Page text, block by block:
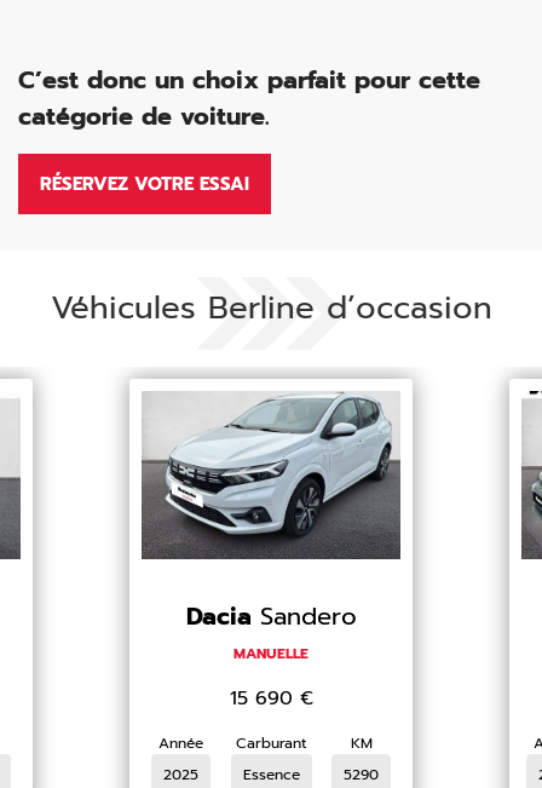
C’est donc un choix parfait pour cette
catégorie de voiture.
RÉSERVEZ VOTRE ESSAI
Véhicules Berline d’occasion
Dacia Sandero
MANUELLE
15 690 €
Année
2025
Carburant
Essence
KM
5290